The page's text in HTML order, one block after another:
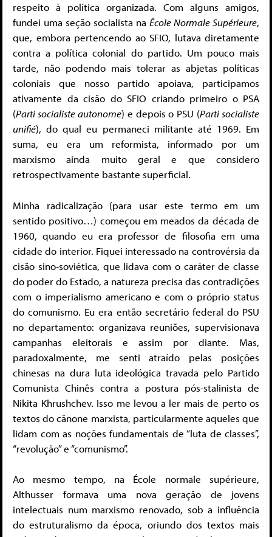
respeito à política organizada. Com alguns amigos,
fundei uma seção socialista na École Normale Supérieure,
que, embora pertencendo ao SFIO, lutava diretamente
contra a política colonial do partido. Um pouco mais
tarde, não podendo mais tolerar as abjetas políticas
coloniais que nosso partido apoiava, participamos
ativamente da cisão do SFIO criando primeiro o PSA
(Parti socialiste autonome) e depois o PSU (Parti socialiste
unifié), do qual eu permaneci militante até 1969. Em
suma, eu era um reformista, informado por um
marxismo ainda muito geral e que considero
retrospectivamente bastante superficial.
Minha radicalização (para usar este termo em um
sentido positivo…) começou em meados da década de
1960, quando eu era professor de filosofia em uma
cidade do interior. Fiquei interessado na controvérsia da
cisão sino-soviética, que lidava com o caráter de classe
do poder do Estado, a natureza precisa das contradições
com o imperialismo americano e com o próprio status
do comunismo. Eu era então secretário federal do PSU
no departamento: organizava reuniões, supervisionava
campanhas eleitorais e assim por diante. Mas,
paradoxalmente, me senti atraído pelas posições
chinesas na dura luta ideológica travada pelo Partido
Comunista Chinês contra a postura pós-stalinista de
Nikita Khrushchev. Isso me levou a ler mais de perto os
textos do cânone marxista, particularmente aqueles que
lidam com as noções fundamentais de “luta de classes”,
“revolução” e “comunismo”.
Ao mesmo tempo, na École normale supérieure,
Althusser formava uma nova geração de jovens
intelectuais num marxismo renovado, sob a influência
do estruturalismo da época, oriundo dos textos mais